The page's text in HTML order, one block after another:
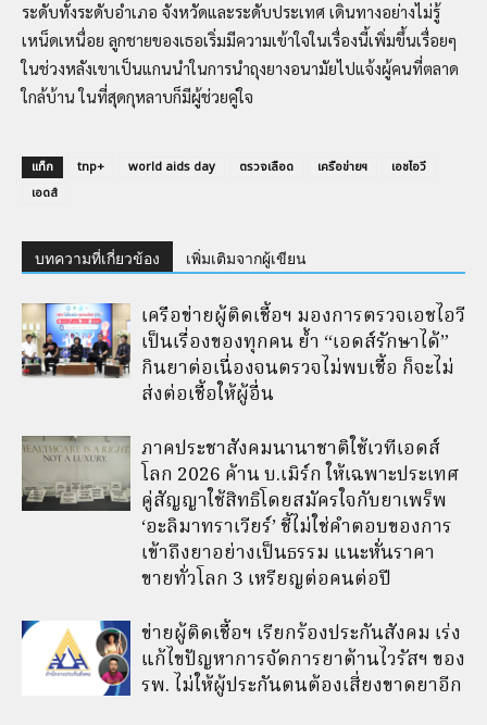
ระดับทั้งระดับอำเภอ จังหวัดและระดับประเทศ เดินทางอย่างไม่รู้
เหน็ดเหนื่อย ลูกชายของเธอเริ่มมีความเข้าใจในเรื่องนี้เพิ่มขึ้นเรื่อยๆ
ในช่วงหลังเขาเป็นแกนนำในการนำถุงยางอนามัยไปแจ้งผู้คนที่ตลาด
ใกล้บ้าน ในที่สุดกุหลาบก็มีผู้ช่วยคู่ใจ
แท็ก tnp+ world aids day ตรวจเลือด เครือข่ายฯ
เอชไอวี
เอดส์
บทความที่เกี่ยวข้อง เพิ่มเติมจากผู้เขียน
เครือข่ายผู้ติดเชื้อฯ มองการตรวจเอชไอวี
เป็นเรื่องของทุกคน ย้ำ “เอดส์รักษาได้”
กินยาต่อเนื่องจนตรวจไม่พบเชื้อ ก็จะไม่
ส่งต่อเชื้อให้ผู้อื่น
ภาคประชาสังคมนานาชาติใช้เวทีเอดส์
โลก 2026 ค้าน บ.เมิร์ก ให้เฉพาะประเทศ
คู่สัญญาใช้สิทธิโดยสมัครใจกับยาเพร็พ
‘อะลิมาทราเวียร์’ ชี้ไม่ใช่คำตอบของการ
เข้าถึงยาอย่างเป็นธรรม แนะหั่นราคา
ขายทั่วโลก 3 เหรียญต่อคนต่อปี
ข่ายผู้ติดเชื้อฯ เรียกร้องประกันสังคม เร่ง
แก้ไขปัญหาการจัดการยาต้านไวรัสฯ ของ
รพ. ไม่ให้ผู้ประกันตนต้องเสี่ยงขาดยาอีก